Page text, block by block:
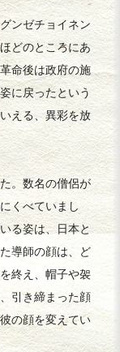
ンゼチョイネン
どのところにあ
命後は政府の施
に戻ったという
える、異彩を放
。数名の僧侶が
くべていまし
る姿は、日本と
導師の顔は、ど
終え、帽子や袈
引き締まった顔
の顔を変えてい